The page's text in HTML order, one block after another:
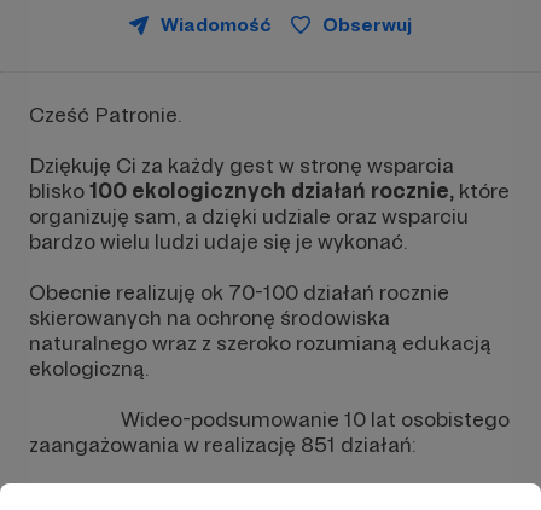
Wiadomość Obserwuj
Cześć Patronie.
Dziękuję Ci za każdy gest w stronę wsparcia
blisko100 ekologicznych działań rocznie, które
organizuję sam, a dzięki udziale oraz wsparciu
bardzo wielu ludzi udaje się je wykonać.
Obecnie realizuję ok 70-100 działań rocznie
skierowanych na ochronę środowiska
naturalnego wraz z szeroko rozumianą edukacją
ekologiczną.
Wideo-podsumowanie 10 lat osobistego
zaangażowania w realizację 851 działań: